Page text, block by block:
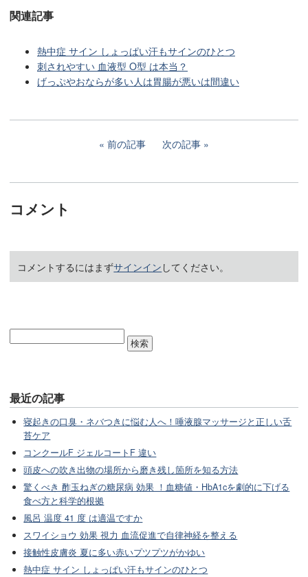
関連記事
熱中症 サイン しょっぱい汗もサインのひとつ
刺されやすい 血液型 O型 は本当？
げっぷやおならが多い人は胃腸が悪いは間違い
前の記事 次の記事
コメント
コメントするにはまずサインイン してください。
最近の記事
寝起きの口臭・ネバつきに悩む人へ！唾液腺マッサージと正しい舌
苔ケア
コンクールF ジェルコートF 違い
頭皮への吹き出物の場所から磨き残し箇所を知る方法
驚くべき 酢玉ねぎの糖尿病 効果 ！血糖値・HbA1cを劇的に下げる
食べ方と科学的根拠
風呂 温度 41 度 は適温ですか
スワイショウ 効果 視力 血流促進で自律神経を整える
接触性皮膚炎 夏に多い赤いプツプツがかゆい
熱中症 サイン しょっぱい汗もサインのひとつ